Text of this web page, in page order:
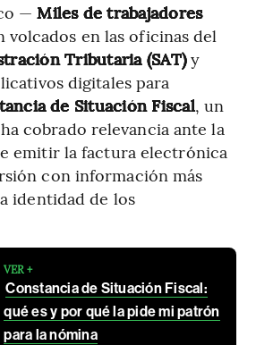
—Miles de trabajadores
volcados en las oficinas del
Tributaria (SAT)y
digitales para
de Situación Fiscal, un
cobrado relevancia ante la
emitir la factura electrónica
con información más
identidad de los
VER +
Constancia de Situación Fiscal:
qué es y por qué la pide mi patrón
para la nómina